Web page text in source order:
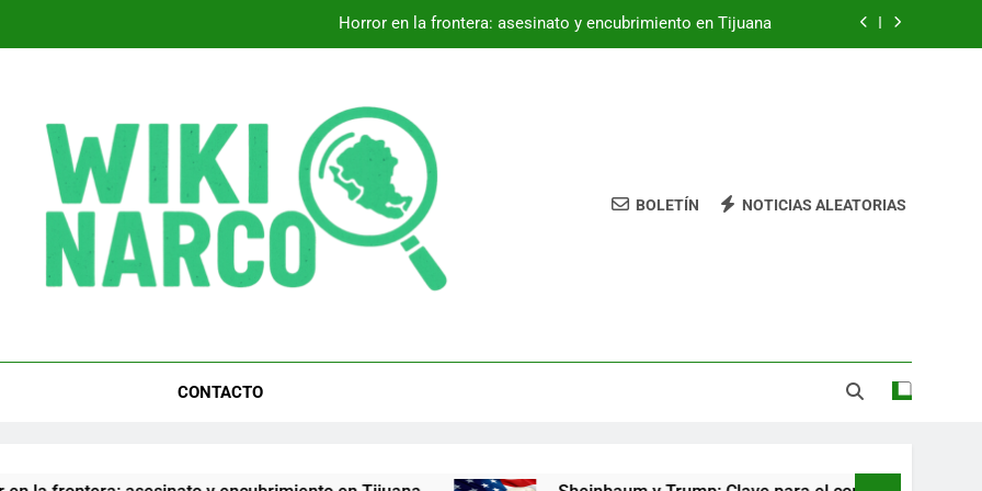
Horror en la frontera: asesinato y encubrimiento en Tijuana
Descubre cómo ‘Candela’ de Greeicy enciende tu espíritu
Horror en la frontera: asesinato y encubrimiento en Tijuana
Sheinbaum y Trump: Clave para el comercio entre México y EE. UU.
BOLETÍN NOTICIAS ALEATORIAS
CONTACTO